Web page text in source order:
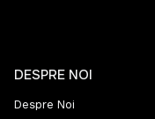
DESPRE NOI
Despre Noi